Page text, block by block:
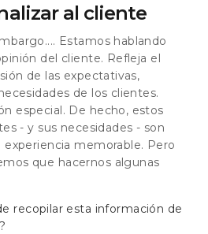
al cliente
Estamos hablando
del cliente. Refleja el
de las expectativas,
de los clientes.
especial. De hecho, estos
- y sus necesidades - son
experiencia memorable. Pero
que hacernos algunas
recopilar esta información de